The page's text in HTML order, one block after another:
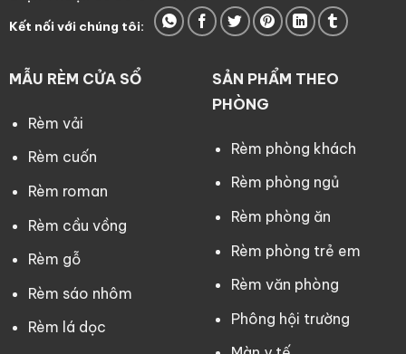
Kết nối với chúng tôi:
MẪU RÈM CỬA SỔ
Rèm vải
Rèm cuốn
Rèm roman
Rèm cầu vồng
Rèm gỗ
Rèm sáo nhôm
Rèm lá dọc
SẢN PHẨM THEO
PHÒNG
Rèm phòng khách
Rèm phòng ngủ
Rèm phòng ăn
Rèm phòng trẻ em
Rèm văn phòng
Phông hội trường